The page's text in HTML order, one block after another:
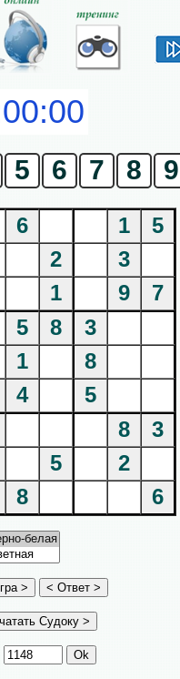
5 6 7 8 9
6 1
5
2
3
1 9
7
5 8
3
1
8
4
5
8
3
5
2
8 6